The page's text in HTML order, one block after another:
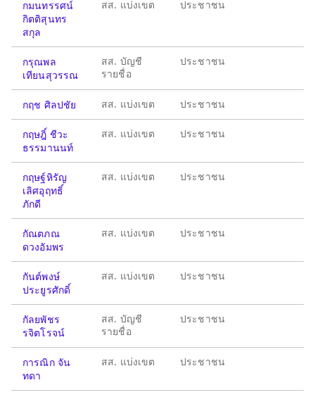
กมนทรรศน์
กิตติสุนทร
สกุล
สส. แบ่งเขต ประชาชน
กรุณพล
เทียนสุวรรณ
สส. บัญชี
รายชื่อ
ประชาชน
กฤช ศิลปชัย สส. แบ่งเขต ประชาชน
กฤษฎิ์ ชีวะ
ธรรมานนท์
สส. แบ่งเขต ประชาชน
กฤษฐ์หิรัญ
เลิศอุฤทธิ์
ภักดี
สส. แบ่งเขต ประชาชน
กัณตภณ
ดวงอัมพร
สส. แบ่งเขต ประชาชน
กันต์พงษ์
ประยูรศักดิ์
สส. แบ่งเขต ประชาชน
กัลยพัชร
รจิตโรจน์
สส. บัญชี
รายชื่อ
ประชาชน
การณิก จัน
ทดา
สส. แบ่งเขต ประชาชน